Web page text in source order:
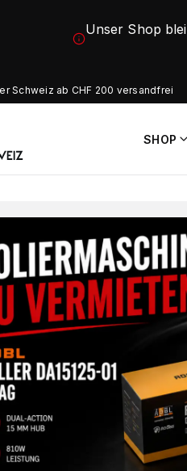
Unser Shop
Schweiz ab CHF 200 versandfrei
SHOP